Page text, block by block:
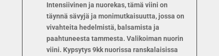
Intensiivinen ja nuorekas, tämä viini on
täynnä sävyjä ja monimutkaisuutta, jossa on
vivahteita hedelmistä, balsamista ja
paahtuneesta tammesta. Valikoiman nuorin
viini. Kypsytys 9kk nuorissa ranskalaisissa